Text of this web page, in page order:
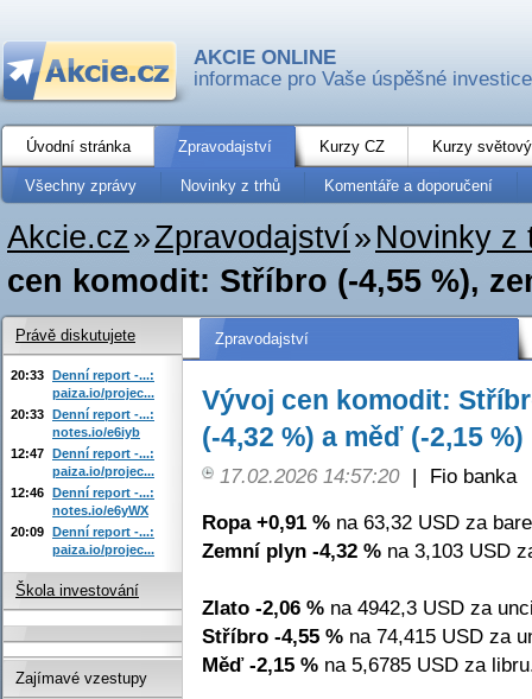
AKCIE ONLINE
informace pro Vaše úspěšné investice
Úvodní stránka Zpravodajství Kurzy CZ Kurzy
Všechny zprávy Novinky z trhů Komentáře a doporučení
Akcie.cz»Zpravodajství» Novinky z
cen komodit: Stříbro (-4,55 %),
Zpravodajství
Vývoj cen komodit:
(-4,32 %) a měď (-2,15 %)
17.02.2026 14:57:20 |
Fio banka
Ropa +0,91 % na 63,32 USD za
Zemní plyn -4,32 % na 3,103 USD
Zlato -2,06 % na 4942,3 USD za
Stříbro -4,55 % na 74,415 USD za
Měď -2,15 % na 5,6785 USD za
Právě diskutujete
20:33 Denní report -...:
paiza.io/projec...
20:33 Denní report -...:
notes.io/e6iyb
12:47 Denní report -...:
paiza.io/projec...
12:46 Denní report -...:
notes.io/e6yWX
20:09 Denní report -...:
paiza.io/projec...
Škola investování
Zajímavé vzestupy